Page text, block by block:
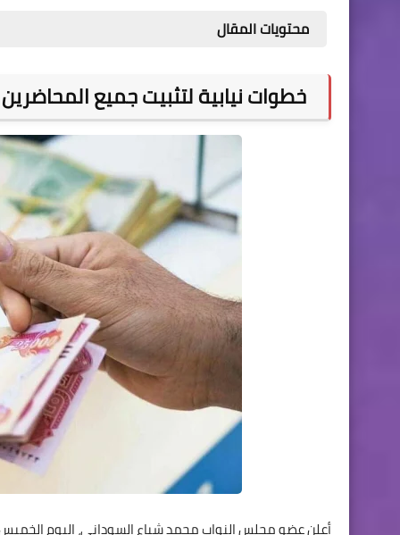
محتويات المقال
خطوات نيابية لتثبيت جميع المحاضرين في موازنة 2022